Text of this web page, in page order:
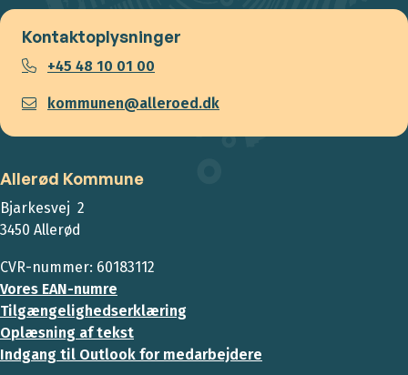
Kontaktoplysninger
+45 48 10 01 00
kommunen@alleroed.dk
Allerød Kommune
Bjarkesvej 2
3450 Allerød
CVR-nummer: 60183112
Vores EAN-numre
Tilgængelighedserklæring
Oplæsning af tekst
Indgang til Outlook for medarbejdere